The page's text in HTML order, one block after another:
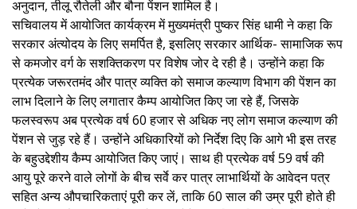
अनुदान, तीलू रौतेली और बौना पेंशन शामिल है।
सचिवालय में आयोजित कार्यक्रम में मुख्यमंत्री पुष्कर सिंह धामी ने कहा कि
सरकार अंत्योदय के लिए समर्पित है, इसलिए सरकार आर्थिक- सामाजिक रूप
से कमजोर वर्ग के सशक्तिकरण पर विशेष जोर दे रही है। उन्होंने कहा कि
प्रत्येक जरूरतमंद और पात्र व्यक्ति को समाज कल्याण विभाग की पेंशन का
लाभ दिलाने के लिए लगातार कैम्प आयोजित किए जा रहे हैं, जिसके
फलस्वरूप अब प्रत्येक वर्ष 60 हजार से अधिक नए लोग समाज कल्याण की
पेंशन से जुड़ रहे हैं। उन्होंने अधिकारियों को निर्देश दिए कि आगे भी इस तरह
के बहुउद्देशीय कैम्प आयोजित किए जाएं। साथ ही प्रत्येक वर्ष 59 वर्ष की
आयु पूरे करने वाले लोगों के बीच सर्वे कर पात्र लाभार्थियों के आवेदन पत्र
सहित अन्य औपचारिकताएं पूरी कर लें, ताकि 60 साल की उम्र पूरी होते ही